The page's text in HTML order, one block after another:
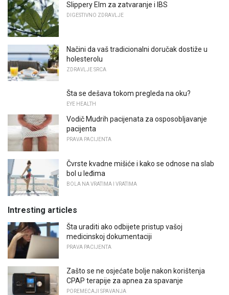
Slippery Elm za zatvaranje i IBS
DIGESTIVNO ZDRAVLJE
Načini da vaš tradicionalni doručak dostiže u
holesterolu
ZDRAVLJE SRCA
Šta se dešava tokom pregleda na oku?
EYE HEALTH
Vodič Mudrih pacijenata za osposobljavanje
pacijenta
PRAVA PACIJENTA
Čvrste kvadne mišiće i kako se odnose na slab
bol u leđima
BOLA NA VRATIMA I VRATIMA
Intresting articles
Šta uraditi ako odbijete pristup vašoj
medicinskoj dokumentaciji
PRAVA PACIJENTA
Zašto se ne osjećate bolje nakon korištenja
CPAP terapije za apnea za spavanje
POREMEĆAJI SPAVANJA